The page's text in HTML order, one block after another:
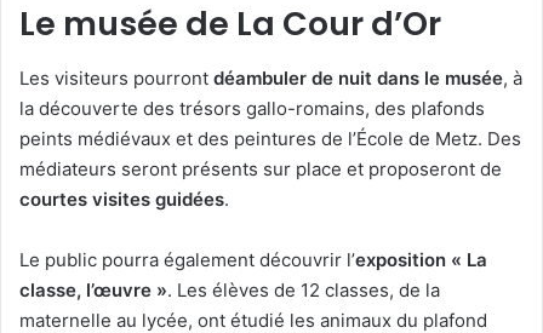
Le musée de La Cour d’Or
Les visiteurs pourront déambuler de nuit dans le musée, à
la découverte des trésors gallo-romains, des plafonds
peints médiévaux et des peintures de l’École de Metz. Des
médiateurs seront présents sur place et proposeront de
courtes visites guidées.
Le public pourra également découvrir l’exposition « La
classe, l’œuvre ». Les élèves de 12 classes, de la
maternelle au lycée, ont étudié les animaux du plafond